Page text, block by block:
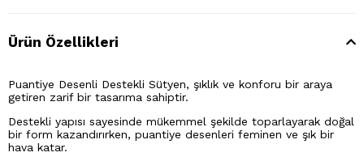
Ürün Özellikleri
Puantiye Desenli Destekli Sütyen, şıklık ve konforu bir araya
getiren zarif bir tasarıma sahiptir.
Destekli yapısı sayesinde mükemmel şekilde toparlayarak doğal
bir form kazandırırken, puantiye desenleri feminen ve şık bir
hava katar.